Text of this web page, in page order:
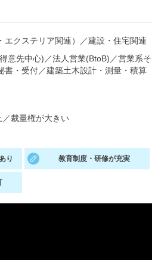
説明会を探す
インターンを探す
ト
就活コラム
クステリア関連） ／建設・住宅関連
意先中心) ／法人営業(BtoB) ／営業系そ
書・受付／建築土木設計・測量・積算
／裁量権が大きい
り 教育制度・研修が充実